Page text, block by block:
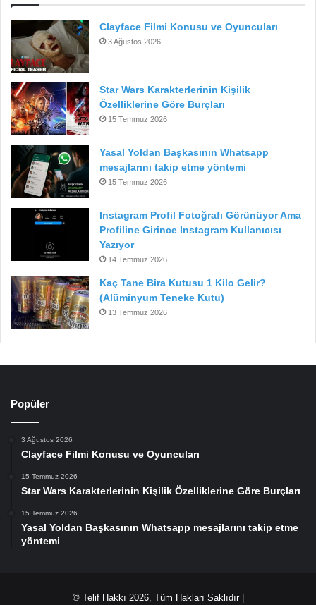
Clayface Filmi Konusu ve Oyuncuları
3 Ağustos 2026
Star Wars Karakterlerinin Kişilik
Özelliklerine Göre Burçları
15 Temmuz 2026
Yasal Yoldan Başkasının Whatsapp
mesajlarını takip etme yöntemi
15 Temmuz 2026
Instagram Profil Fotoğrafı Görünüyor Ama
Profiline Girince Instagram Kullanıcısı
Yazıyor
14 Temmuz 2026
Kaç Tane Bira Kutusu 1 Kilo Gelir?
(Alüminyum Teneke Kutu)
13 Temmuz 2026
Popüler
3 Ağustos 2026
Clayface Filmi Konusu ve Oyuncuları
15 Temmuz 2026
Star Wars Karakterlerinin Kişilik Özelliklerine Göre Burçları
15 Temmuz 2026
Yasal Yoldan Başkasının Whatsapp mesajlarını takip etme
yöntemi
© Telif Hakkı 2026, Tüm Hakları Saklıdır |